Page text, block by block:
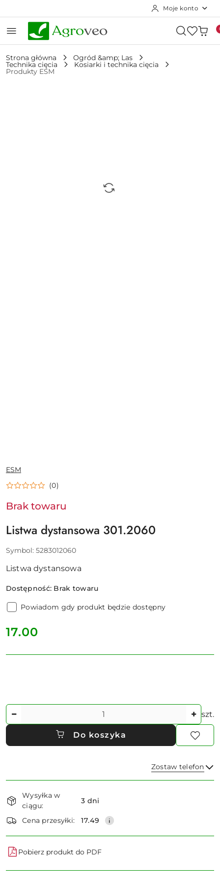
Moje konto
Strona główna Ogród &amp; Las
Technika cięcia Kosiarki i technika cięcia
Produkty ESM
NAZWA
PRODUCENTA:
ESM
(0)
Brak towaru
Listwa dystansowa 301.2060
Symbol: 5283012060
Listwa dystansowa
Dostępność: Brak towaru
Powiadom gdy produkt będzie dostępny
cena:
17.00
Ilość szt.
Do koszyka
Zostaw telefon
i
dostawa
Wysyłka w
ciągu:
3 dni
Cena przesyłki: 17.49
Pobierz produkt do PDF